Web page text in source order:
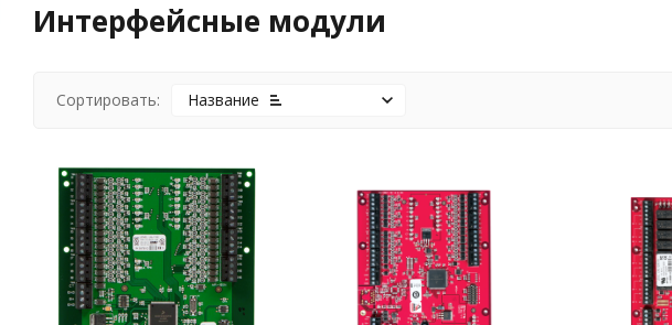
Интерфейсные модули
Сортировать: Название